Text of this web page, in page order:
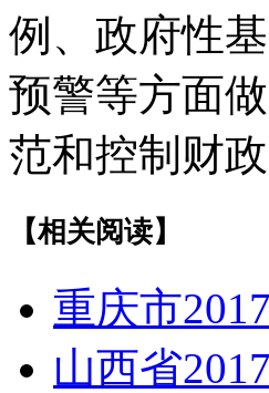
例、政府性
预警等方面
范和控制财政
【相关阅读】
重庆市
山西省